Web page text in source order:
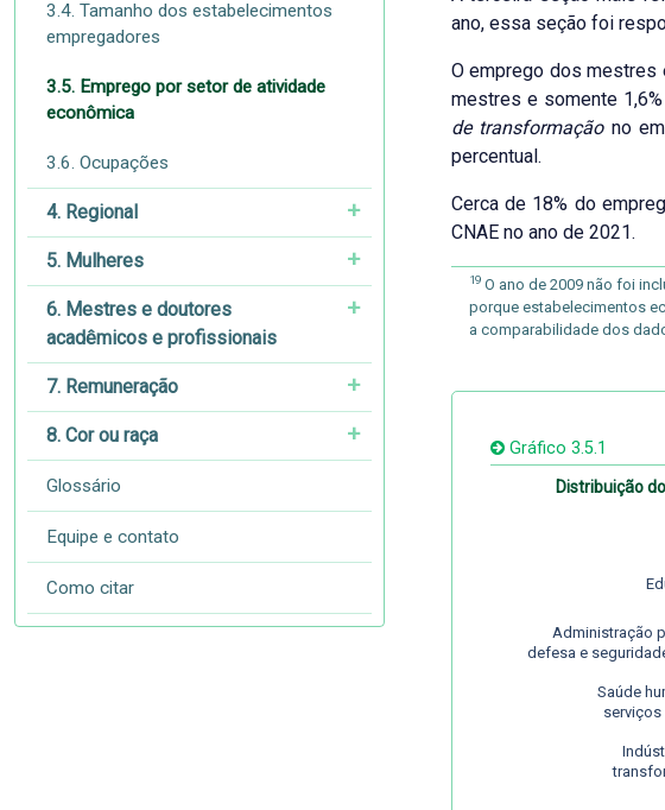
3.4. Tamanho dos estabelecimentos
empregadores
3.5. Emprego por setor de atividade
econômica
3.6. Ocupações
4. Regional
5. Mulheres
6. Mestres e doutores
acadêmicos e profissionais
7. Remuneração
8. Cor ou raça
Glossário
Equipe e contato
Como citar
ano, essa seção foi
O emprego dos mestres
mestres e somente
de transformaçãono
percentual.
Cerca de 18% do
CNAE no ano de 2021.
19 O ano de 2009 não foi
porque estabelecimentos
a comparabilidade dos
Gráfico 3.5.1
Distribuição
Saúde
Administração
defesa e